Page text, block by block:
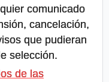
comunicado
cancelación,
que pudieran
selección.
de las